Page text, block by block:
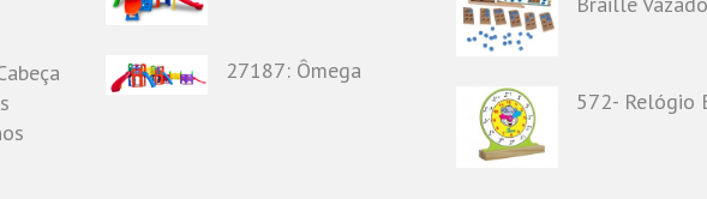
27187: Ômega
572- Relógio